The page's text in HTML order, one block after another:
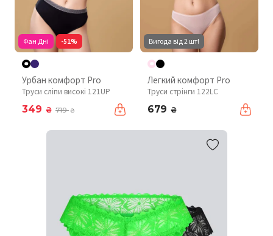
Фан Дні -51%
Урбан комфорт Pro
Труси сліпи високі 121UP
349 ₴ 719₴
Вигода від 2 шт!
Легкий комфорт Pro
Труси стрінги 122LC
679 ₴